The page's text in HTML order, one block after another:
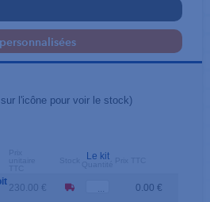
l'icône pour voir le stock)
Le kit
230.00 € 0.00 €